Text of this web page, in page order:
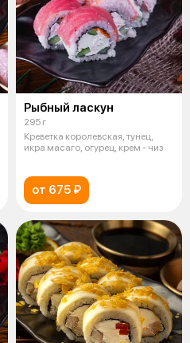
Рыбный ласкун
295 г
Креветка королевская, тунец,
икра масаго, огурец, крем - чиз
от 675 ₽